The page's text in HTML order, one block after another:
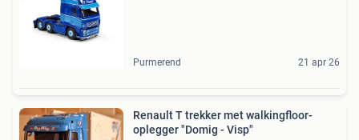
Purmerend 21 apr 26
Renault T trekker met walkingfloor-
oplegger "Domig - Visp"